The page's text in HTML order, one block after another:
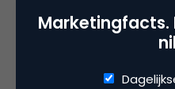
Creëer een
een lijst met
bedrijf geschikt en
proces dat de
Marketingfacts.